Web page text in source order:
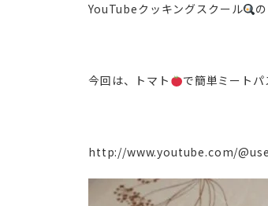
YouTubeクッキングスクール
今回は、トマト で簡単ミートパ
http://www.youtube.com/